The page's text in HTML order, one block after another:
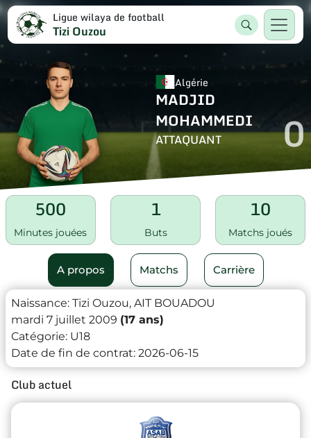
Ligue wilaya de football
Tizi Ouzou
Algérie
MADJID
MOHAMMEDI
ATTAQUANT 0
500
Minutes jouées
1
Buts
10
Matchs joués
A propos Matchs Carrière
Naissance: Tizi Ouzou, AIT BOUADOU
mardi 7 juillet 2009 (17 ans)
Catégorie: U18
Date de fin de contrat: 2026-06-15
Club actuel